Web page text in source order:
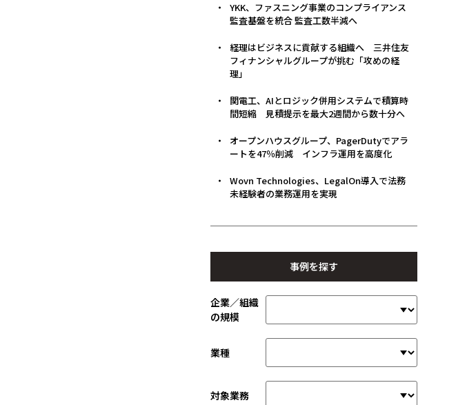
YKK、ファスニング事業のコンプライアンス
監査基盤を統合 監査工数半減へ
経理はビジネスに貢献する組織へ 三井住友
フィナンシャルグループが挑む「攻めの経
理」
関電工、AIとロジック併用システムで積算時
間短縮 見積提示を最大2週間から数十分へ
オープンハウスグループ、PagerDutyでアラ
ートを47％削減 インフラ運用を高度化
Wovn Technologies、LegalOn導入で法務
未経験者の業務運用を実現
事例を探す
企業／組織
の規模
業種
対象業務